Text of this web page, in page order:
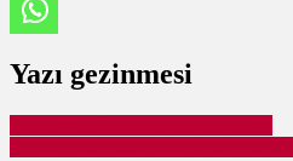
Yazı gezinmesi